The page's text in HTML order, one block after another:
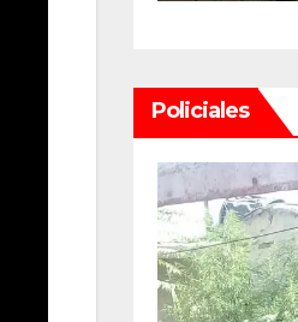
el
que
media
Policiales